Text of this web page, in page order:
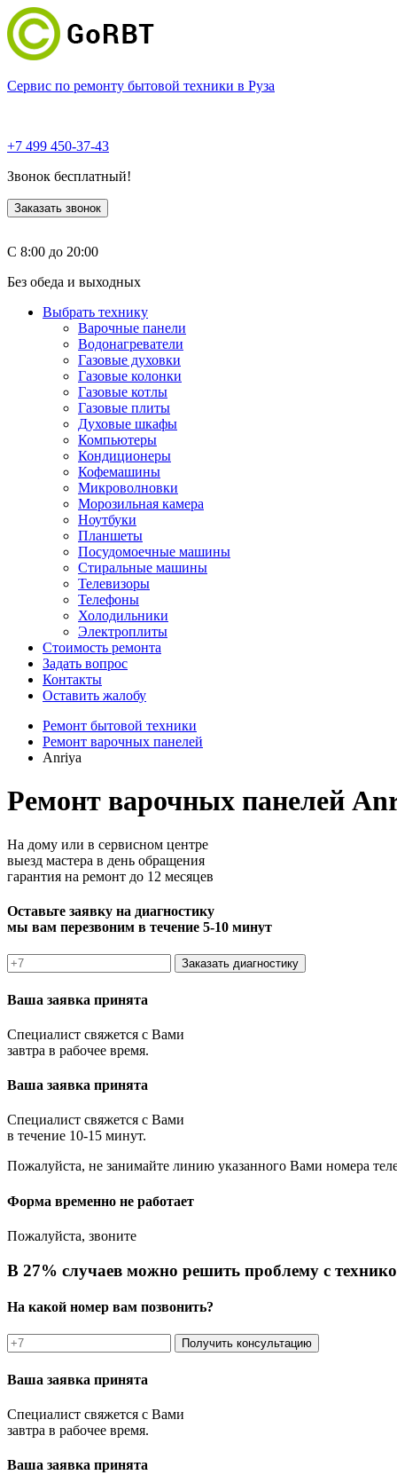
Сервис по ремонту бытовой техники в Руза
+7 499 450-37-43
Звонок бесплатный!
Заказать звонок
С 8:00 до 20:00
Без обеда и выходных
Выбрать технику
Варочные панели
Водонагреватели
Газовые духовки
Газовые колонки
Газовые котлы
Газовые плиты
Духовые шкафы
Компьютеры
Кондиционеры
Кофемашины
Микроволновки
Морозильная камера
Ноутбуки
Планшеты
Посудомоечные машины
Стиральные машины
Телевизоры
Телефоны
Холодильники
Электроплиты
Стоимость ремонта
Задать вопрос
Контакты
Оставить жалобу
Ремонт бытовой техники
Ремонт варочных панелей
Anriya
Ремонт варочных панелей
На дому или в сервисном центре
выезд мастера в день обращения
гарантия на ремонт до 12 месяцев
Оставьте заявку на диагностику
мы вам перезвоним в течение 5-10 минут
Заказать диагностику
Ваша заявка принята
Специалист свяжется с Вами
завтра в рабочее время.
Ваша заявка принята
Специалист свяжется с Вами
в течение 10-15 минут.
Пожалуйста, не занимайте линию указанного Вами номера
Форма временно не работает
Пожалуйста, звоните
В 27% случаев можно решить проблему с
На какой номер вам позвонить?
Получить консультацию
Ваша заявка принята
Специалист свяжется с Вами
завтра в рабочее время.
Ваша заявка принята